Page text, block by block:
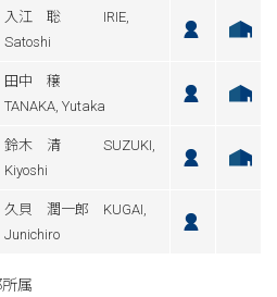
入江 聡 IRIE,
Satoshi
田中 穣
TANAKA, Yutaka
鈴木 清 SUZUKI,
Kiyoshi
久貝 潤一郎 KUGAI,
Junichiro
属